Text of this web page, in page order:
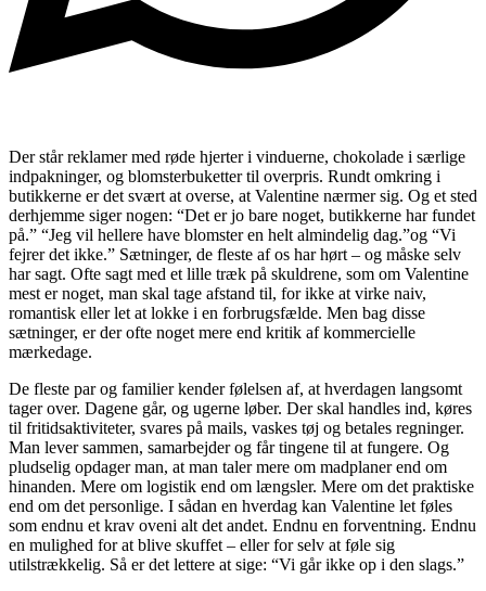
Der står reklamer med røde hjerter i vinduerne, chokolade i særlige
indpakninger, og blomsterbuketter til overpris. Rundt omkring i
butikkerne er det svært at overse, at Valentine nærmer sig. Og et sted
derhjemme siger nogen: “Det er jo bare noget, butikkerne har fundet
på.” “Jeg vil hellere have blomster en helt almindelig dag.”og “Vi
fejrer det ikke.” Sætninger, de fleste af os har hørt – og måske selv
har sagt. Ofte sagt med et lille træk på skuldrene, som om Valentine
mest er noget, man skal tage afstand til, for ikke at virke naiv,
romantisk eller let at lokke i en forbrugsfælde. Men bag disse
sætninger, er der ofte noget mere end kritik af kommercielle
mærkedage.
De fleste par og familier kender følelsen af, at hverdagen langsomt
tager over. Dagene går, og ugerne løber. Der skal handles ind, køres
til fritidsaktiviteter, svares på mails, vaskes tøj og betales regninger.
Man lever sammen, samarbejder og får tingene til at fungere. Og
pludselig opdager man, at man taler mere om madplaner end om
hinanden. Mere om logistik end om længsler. Mere om det praktiske
end om det personlige. I sådan en hverdag kan Valentine let føles
som endnu et krav oveni alt det andet. Endnu en forventning. Endnu
en mulighed for at blive skuffet – eller for selv at føle sig
utilstrækkelig. Så er det lettere at sige: “Vi går ikke op i den slags.”